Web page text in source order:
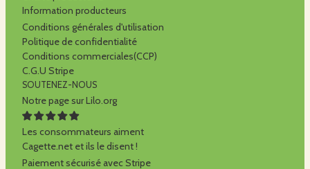
Information producteurs
Conditions générales d'utilisation
Politique de confidentialité
Conditions commerciales(CCP)
C.G.U Stripe
SOUTENEZ-NOUS
Notre page sur Lilo.org
Les consommateurs aiment
Cagette.net et ils le disent !
Paiement sécurisé avec Stripe